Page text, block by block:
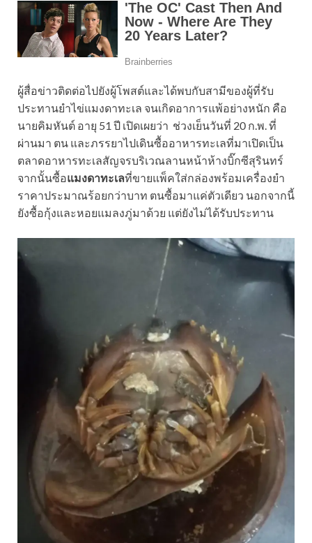
ผู้สื่อข่าวติดต่อไปยังผู้โพสต์และได้พบกับสามีของผู้ที่รับ
ประทานยำไข่แมงดาทะเล จนเกิดอาการแพ้อย่างหนัก คือ
นายคิมหันต์ อายุ 51 ปี เปิดเผยว่า ช่วงเย็นวันที่ 20 ก.พ. ที่
ผ่านมา ตน และภรรยาไปเดินซื้ออาหารทะเลที่มาเปิดเป็น
ตลาดอาหารทะเลสัญจรบริเวณลานหน้าห้างบิ๊กซีสุรินทร์
จากนั้นซื้อแมงดาทะเลที่ขายแพ็คใส่กล่องพร้อมเครื่องยำ
ราคาประมาณร้อยกว่าบาท ตนซื้อมาแค่ตัวเดียว นอกจากนี้
ยังซื้อกุ้งและหอยแมลงภู่มาด้วย แต่ยังไม่ได้รับประทาน